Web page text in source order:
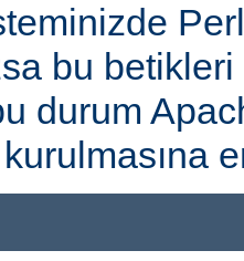
Perl
bu betikleri
durum